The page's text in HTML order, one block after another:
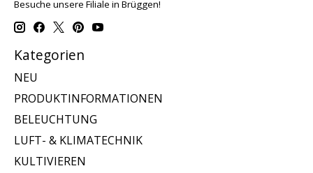
Besuche unsere Filiale in Brüggen!
Kategorien
NEU
PRODUKTINFORMATIONEN
BELEUCHTUNG
LUFT- & KLIMATECHNIK
KULTIVIEREN